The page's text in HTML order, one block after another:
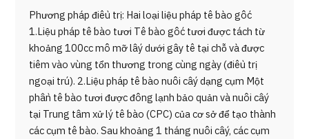
Phương pháp điều trị: Hai loại liệu pháp tế bào gốc
1.Liệu pháp tế bào tươi Tế bào gốc tươi được tách từ
khoảng 100cc mô mỡ lấy dưới gây tê tại chỗ và được
tiêm vào vùng tổn thương trong cùng ngày (điều trị
ngoại trú). 2.Liệu pháp tế bào nuôi cấy dạng cụm Một
phần tế bào tươi được đông lạnh bảo quản và nuôi cấy
tại Trung tâm xử lý tế bào (CPC) của cơ sở để tạo thành
các cụm tế bào. Sau khoảng 1 tháng nuôi cấy, các cụm